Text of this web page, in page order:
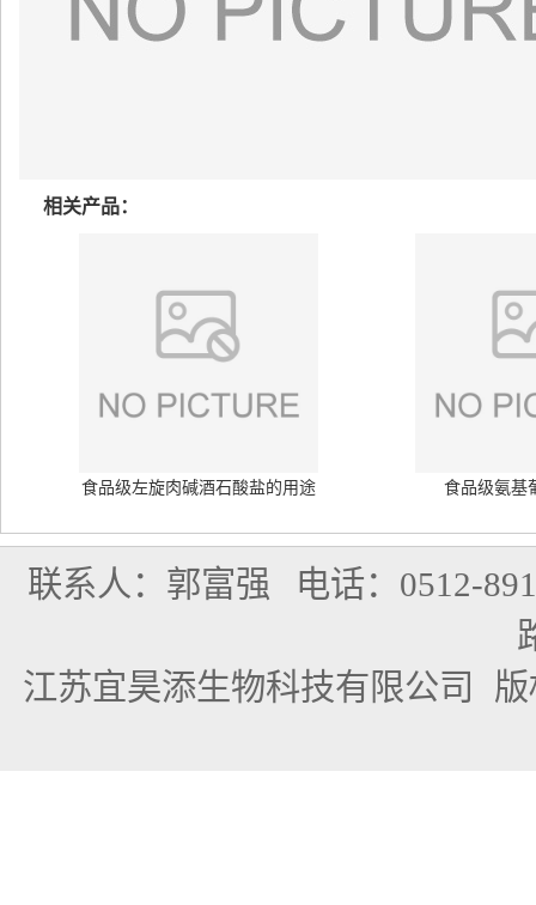
相关产品：
食品级左旋肉碱酒石酸盐的用途 食品级氨基
联系人：郭富强 电话：0512-
江苏宜昊添生物科技有限公司